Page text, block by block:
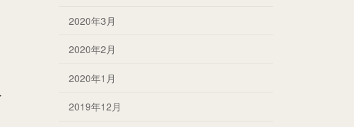
2020年3月
2020年2月
2020年1月
2019年12月